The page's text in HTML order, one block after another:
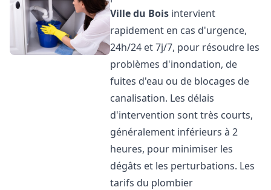
Ville du Bois intervient
rapidement en cas d'urgence,
24h/24 et 7j/7, pour résoudre les
problèmes d'inondation, de
fuites d'eau ou de blocages de
canalisation. Les délais
d'intervention sont très courts,
généralement inférieurs à 2
heures, pour minimiser les
dégâts et les perturbations. Les
tarifs du plombier